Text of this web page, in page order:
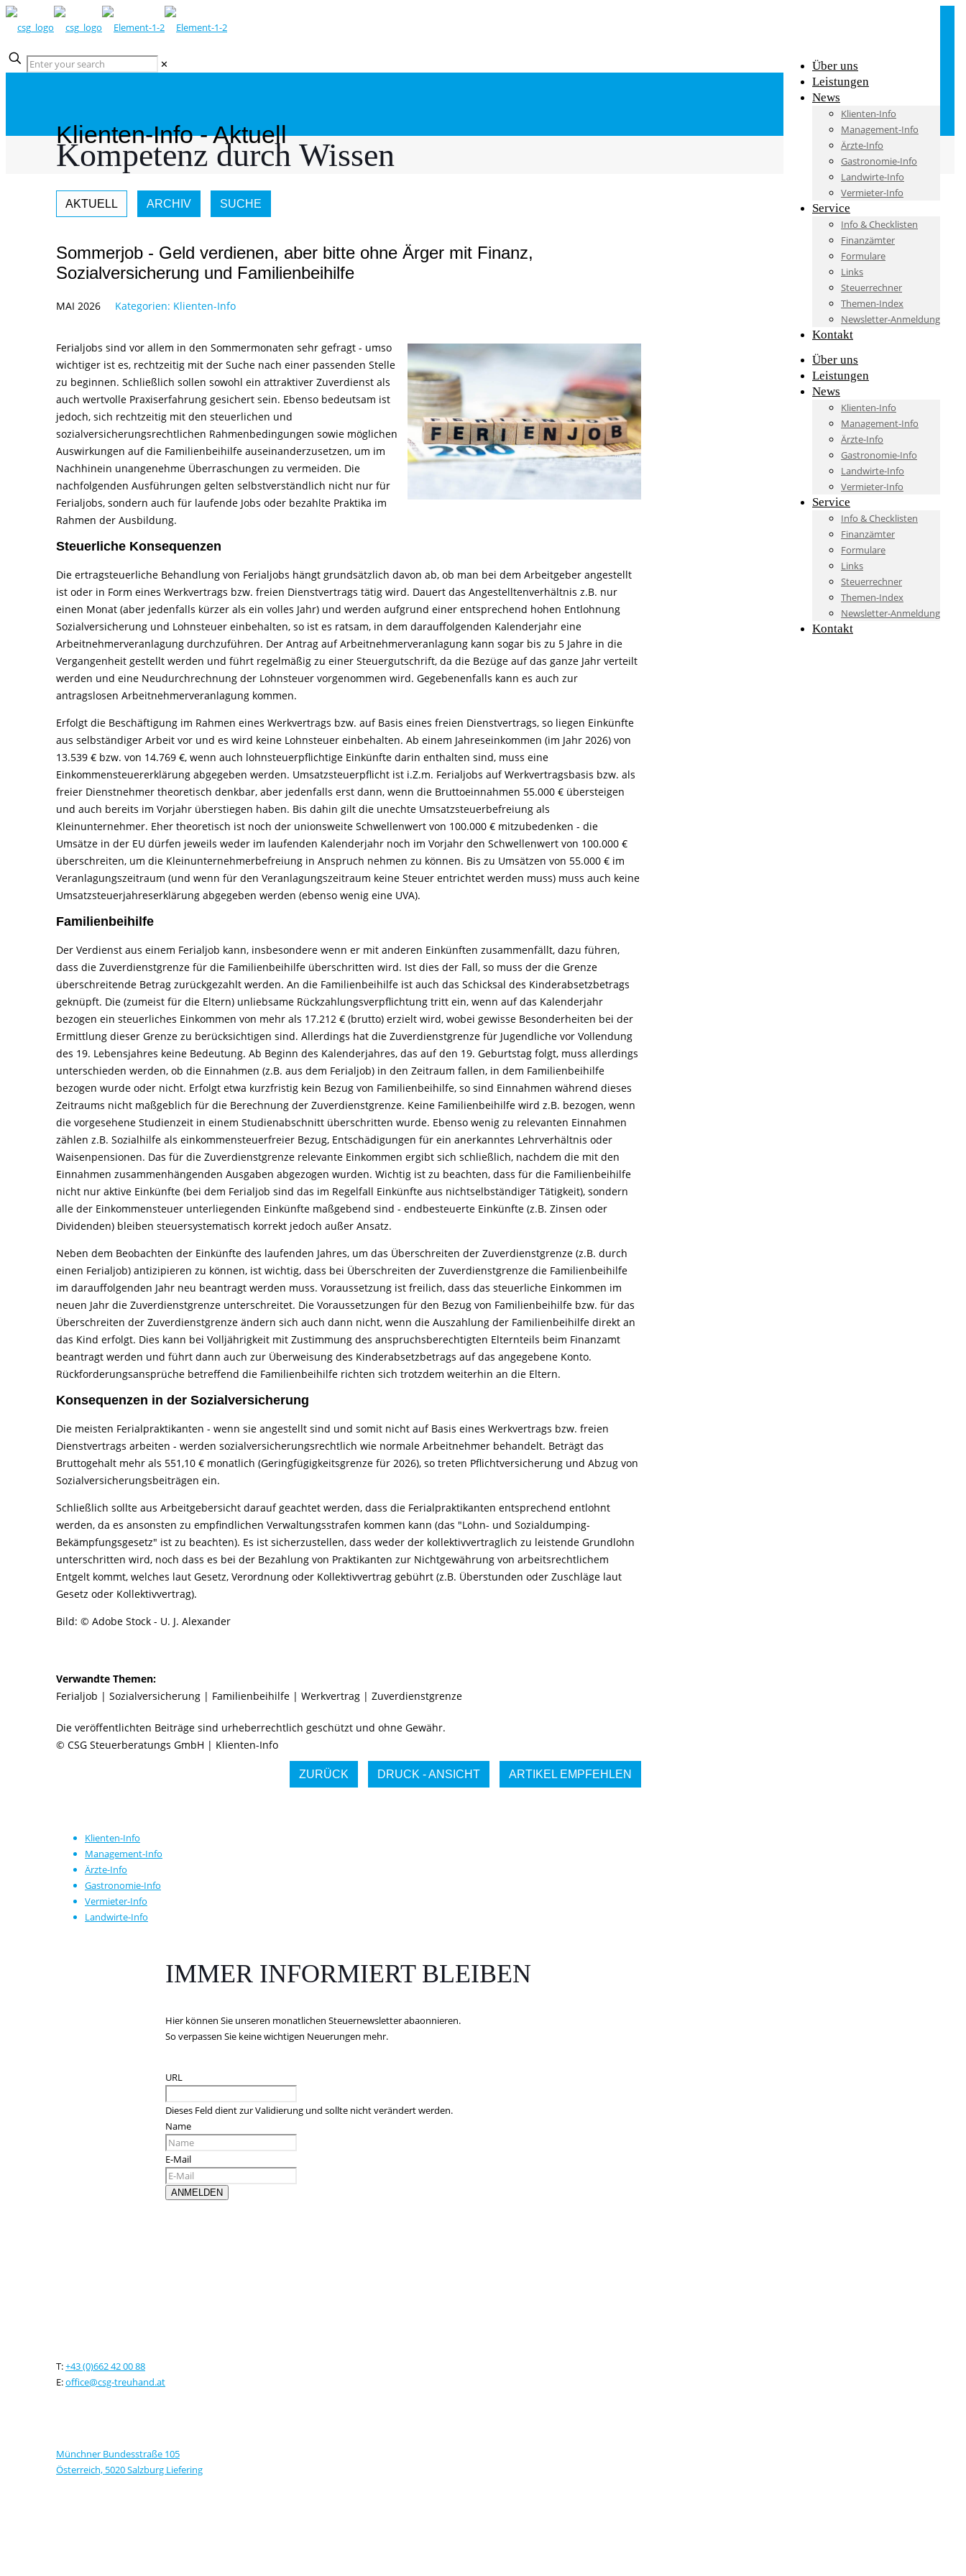
Über uns
Leistungen
News
Klienten-Info
Management-Info
Ärzte-Info
Gastronomie-Info
Landwirte-Info
Vermieter-Info
Service
Info & Checklisten
Finanzämter
Formulare
Links
Steuerrechner
Themen-Index
Newsletter-Anmeldung
Kontakt
Über uns
Leistungen
News
Klienten-Info
Management-Info
Ärzte-Info
Gastronomie-Info
Landwirte-Info
Vermieter-Info
Service
Info & Checklisten
Finanzämter
Formulare
Links
Steuerrechner
Themen-Index
Newsletter-Anmeldung
Kontakt
✕
Kompetenz durch Wissen
Klienten-Info - Aktuell
AKTUELL ARCHIV SUCHE
Sommerjob - Geld verdienen, aber bitte ohne Ärger mit Finanz,
Sozialversicherung und Familienbeihilfe
MAI 2026 Kategorien: Klienten-Info
Ferialjobs sind vor allem in den Sommermonaten sehr gefragt - umso
wichtiger ist es, rechtzeitig mit der Suche nach einer passenden Stelle
zu beginnen. Schließlich sollen sowohl ein attraktiver Zuverdienst als
auch wertvolle Praxiserfahrung gesichert sein. Ebenso bedeutsam ist
jedoch, sich rechtzeitig mit den steuerlichen und
sozialversicherungsrechtlichen Rahmenbedingungen sowie möglichen
Auswirkungen auf die Familienbeihilfe auseinanderzusetzen, um im
Nachhinein unangenehme Überraschungen zu vermeiden. Die
nachfolgenden Ausführungen gelten selbstverständlich nicht nur für
Ferialjobs, sondern auch für laufende Jobs oder bezahlte Praktika im
Rahmen der Ausbildung.
Steuerliche Konsequenzen
Die ertragsteuerliche Behandlung von Ferialjobs hängt grundsätzlich davon ab, ob man bei dem Arbeitgeber angestellt
ist oder in Form eines Werkvertrags bzw. freien Dienstvertrags tätig wird. Dauert das Angestelltenverhältnis z.B. nur
einen Monat (aber jedenfalls kürzer als ein volles Jahr) und werden aufgrund einer entsprechend hohen Entlohnung
Sozialversicherung und Lohnsteuer einbehalten, so ist es ratsam, in dem darauffolgenden Kalenderjahr eine
Arbeitnehmerveranlagung durchzuführen. Der Antrag auf Arbeitnehmerveranlagung kann sogar bis zu 5 Jahre in die
Vergangenheit gestellt werden und führt regelmäßig zu einer Steuergutschrift, da die Bezüge auf das ganze Jahr verteilt
werden und eine Neudurchrechnung der Lohnsteuer vorgenommen wird. Gegebenenfalls kann es auch zur
antragslosen Arbeitnehmerveranlagung kommen.
Erfolgt die Beschäftigung im Rahmen eines Werkvertrags bzw. auf Basis eines freien Dienstvertrags, so liegen Einkünfte
aus selbständiger Arbeit vor und es wird keine Lohnsteuer einbehalten. Ab einem Jahreseinkommen (im Jahr 2026) von
13.539 € bzw. von 14.769 €, wenn auch lohnsteuerpflichtige Einkünfte darin enthalten sind, muss eine
Einkommensteuererklärung abgegeben werden. Umsatzsteuerpflicht ist i.Z.m. Ferialjobs auf Werkvertragsbasis bzw. als
freier Dienstnehmer theoretisch denkbar, aber jedenfalls erst dann, wenn die Bruttoeinnahmen 55.000 € übersteigen
und auch bereits im Vorjahr überstiegen haben. Bis dahin gilt die unechte Umsatzsteuerbefreiung als
Kleinunternehmer. Eher theoretisch ist noch der unionsweite Schwellenwert von 100.000 € mitzubedenken - die
Umsätze in der EU dürfen jeweils weder im laufenden Kalenderjahr noch im Vorjahr den Schwellenwert von 100.000 €
überschreiten, um die Kleinunternehmerbefreiung in Anspruch nehmen zu können. Bis zu Umsätzen von 55.000 € im
Veranlagungszeitraum (und wenn für den Veranlagungszeitraum keine Steuer entrichtet werden muss) muss auch keine
Umsatzsteuerjahreserklärung abgegeben werden (ebenso wenig eine UVA).
Familienbeihilfe
Der Verdienst aus einem Ferialjob kann, insbesondere wenn er mit anderen Einkünften zusammenfällt, dazu führen,
dass die Zuverdienstgrenze für die Familienbeihilfe überschritten wird. Ist dies der Fall, so muss der die Grenze
überschreitende Betrag zurückgezahlt werden. An die Familienbeihilfe ist auch das Schicksal des Kinderabsetzbetrags
geknüpft. Die (zumeist für die Eltern) unliebsame Rückzahlungsverpflichtung tritt ein, wenn auf das Kalenderjahr
bezogen ein steuerliches Einkommen von mehr als 17.212 € (brutto) erzielt wird, wobei gewisse Besonderheiten bei der
Ermittlung dieser Grenze zu berücksichtigen sind. Allerdings hat die Zuverdienstgrenze für Jugendliche vor Vollendung
des 19. Lebensjahres keine Bedeutung. Ab Beginn des Kalenderjahres, das auf den 19. Geburtstag folgt, muss allerdings
unterschieden werden, ob die Einnahmen (z.B. aus dem Ferialjob) in den Zeitraum fallen, in dem Familienbeihilfe
bezogen wurde oder nicht. Erfolgt etwa kurzfristig kein Bezug von Familienbeihilfe, so sind Einnahmen während dieses
Zeitraums nicht maßgeblich für die Berechnung der Zuverdienstgrenze. Keine Familienbeihilfe wird z.B. bezogen, wenn
die vorgesehene Studienzeit in einem Studienabschnitt überschritten wurde. Ebenso wenig zu relevanten Einnahmen
zählen z.B. Sozialhilfe als einkommensteuerfreier Bezug, Entschädigungen für ein anerkanntes Lehrverhältnis oder
Waisenpensionen. Das für die Zuverdienstgrenze relevante Einkommen ergibt sich schließlich, nachdem die mit den
Einnahmen zusammenhängenden Ausgaben abgezogen wurden. Wichtig ist zu beachten, dass für die Familienbeihilfe
nicht nur aktive Einkünfte (bei dem Ferialjob sind das im Regelfall Einkünfte aus nichtselbständiger Tätigkeit), sondern
alle der Einkommensteuer unterliegenden Einkünfte maßgebend sind - endbesteuerte Einkünfte (z.B. Zinsen oder
Dividenden) bleiben steuersystematisch korrekt jedoch außer Ansatz.
Neben dem Beobachten der Einkünfte des laufenden Jahres, um das Überschreiten der Zuverdienstgrenze (z.B. durch
einen Ferialjob) antizipieren zu können, ist wichtig, dass bei Überschreiten der Zuverdienstgrenze die Familienbeihilfe
im darauffolgenden Jahr neu beantragt werden muss. Voraussetzung ist freilich, dass das steuerliche Einkommen im
neuen Jahr die Zuverdienstgrenze unterschreitet. Die Voraussetzungen für den Bezug von Familienbeihilfe bzw. für das
Überschreiten der Zuverdienstgrenze ändern sich auch dann nicht, wenn die Auszahlung der Familienbeihilfe direkt an
das Kind erfolgt. Dies kann bei Volljährigkeit mit Zustimmung des anspruchsberechtigten Elternteils beim Finanzamt
beantragt werden und führt dann auch zur Überweisung des Kinderabsetzbetrags auf das angegebene Konto.
Rückforderungsansprüche betreffend die Familienbeihilfe richten sich trotzdem weiterhin an die Eltern.
Konsequenzen in der Sozialversicherung
Die meisten Ferialpraktikanten - wenn sie angestellt sind und somit nicht auf Basis eines Werkvertrags bzw. freien
Dienstvertrags arbeiten - werden sozialversicherungsrechtlich wie normale Arbeitnehmer behandelt. Beträgt das
Bruttogehalt mehr als 551,10 € monatlich (Geringfügigkeitsgrenze für 2026), so treten Pflichtversicherung und Abzug von
Sozialversicherungsbeiträgen ein.
Schließlich sollte aus Arbeitgebersicht darauf geachtet werden, dass die Ferialpraktikanten entsprechend entlohnt
werden, da es ansonsten zu empfindlichen Verwaltungsstrafen kommen kann (das "Lohn- und Sozialdumping-
Bekämpfungsgesetz" ist zu beachten). Es ist sicherzustellen, dass weder der kollektivvertraglich zu leistende Grundlohn
unterschritten wird, noch dass es bei der Bezahlung von Praktikanten zur Nichtgewährung von arbeitsrechtlichem
Entgelt kommt, welches laut Gesetz, Verordnung oder Kollektivvertrag gebührt (z.B. Überstunden oder Zuschläge laut
Gesetz oder Kollektivvertrag).
Bild: © Adobe Stock - U. J. Alexander
Verwandte Themen:
Ferialjob | Sozialversicherung | Familienbeihilfe | Werkvertrag | Zuverdienstgrenze
Die veröffentlichten Beiträge sind urheberrechtlich geschützt und ohne Gewähr.
© CSG Steuerberatungs GmbH | Klienten-Info
ZURÜCK DRUCK - ANSICHT ARTIKEL EMPFEHLEN
Klienten-Info
Management-Info
Ärzte-Info
Gastronomie-Info
Vermieter-Info
Landwirte-Info
IMMER INFORMIERT BLEIBEN
Hier können Sie unseren monatlichen Steuernewsletter abaonnieren.
So verpassen Sie keine wichtigen Neuerungen mehr.
URL
Dieses Feld dient zur Validierung und sollte nicht verändert werden.
Name
E-Mail
T:+43 (0)662 42 00 88
E:office@csg-treuhand.at
Münchner Bundesstraße 105
Österreich, 5020 Salzburg Liefering